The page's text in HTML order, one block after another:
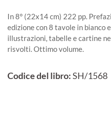
In 8° (22x14 cm) 222 pp.
edizione con 8 tavole in bianco
illustrazioni, tabelle e cartine
risvolti. Ottimo volume.
Codice del libro:SH/1568